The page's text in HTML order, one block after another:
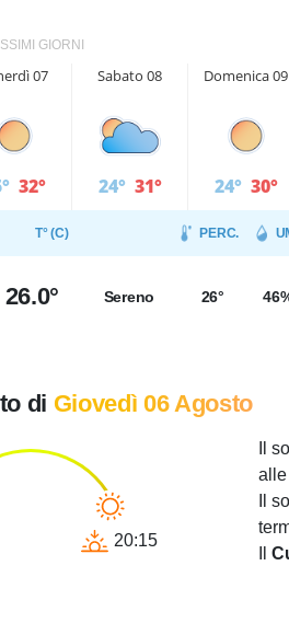
GIORNI
07
32°
Sabato 08
24° 31°
Domenica 09
24° 30°
T° (C) PERC.
26.0° Sereno 26°
di Giovedì 06 Agosto
20:15
Il
alle
Il